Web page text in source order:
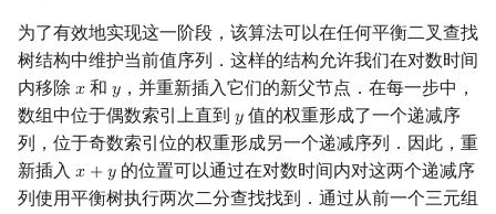
为了有效地实现这一阶段，该算法可以在任何平衡二叉查找
树结构中维护当前值序列．这样的结构允许我们在对数时间
内移除 𝑥
x 和𝑦
y，并重新插入它们的新父节点．在每一步中，
数组中位于偶数索引上直到 𝑦
y值的权重形成了一个递减序
列，位于奇数索引位的权重形成另一个递减序列．因此，重
新插入 𝑥 +𝑦
x+y
的位置可以通过在对数时间内对这两个递减序
列使用平衡树执行两次二分查找找到．通过从前一个三元组